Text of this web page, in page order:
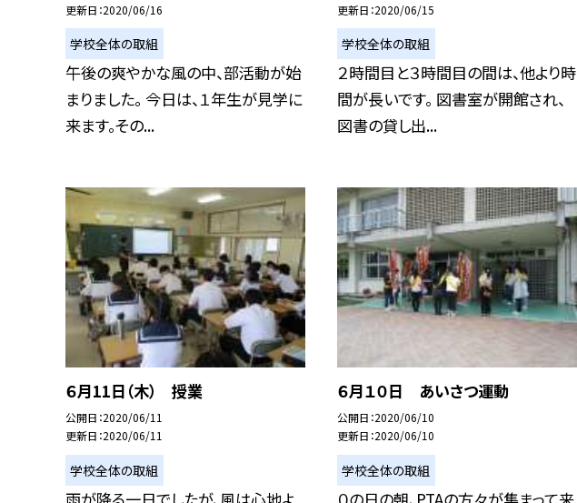
更新日 2020/06/16
学校全体の取組
午後の爽やかな風の中、部活動が始
まりました。 今日は、１年生が見学に
来ます。その...
更新日 2020/06/15
学校全体の取組
２時間目と３時間目の間は、他より時
間が長いです。 図書室が開館され、
図書の貸し出...
６月11日（木） 授業
公開日 2020/06/11
更新日 2020/06/11
学校全体の取組
６月１０日 あいさつ運動
公開日 2020/06/10
更新日 2020/06/10
学校全体の取組